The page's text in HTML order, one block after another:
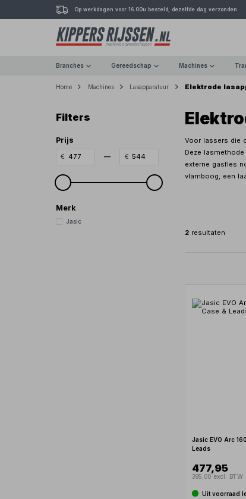
Op werkdagen voor 16.00u besteld, dezelfde dag verzonden
Branches Gereedschap Machines
Home Machines Lasapparatuur Elektrode
Filters
Prijs
—
Merk
Jasic
Voor lassers die
Deze
externe gasfles
vlamboog, een
2 resultaten
Jasic EVO Arc
Leads
477,95
395,00 excl. BTW
Uit voorraad